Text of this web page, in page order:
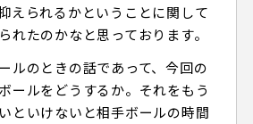
えられるかということに関して
れたのかなと思っております。
ルのときの話であって、今回の
ールをどうするか。それをもう
といけないと相手ボールの時間